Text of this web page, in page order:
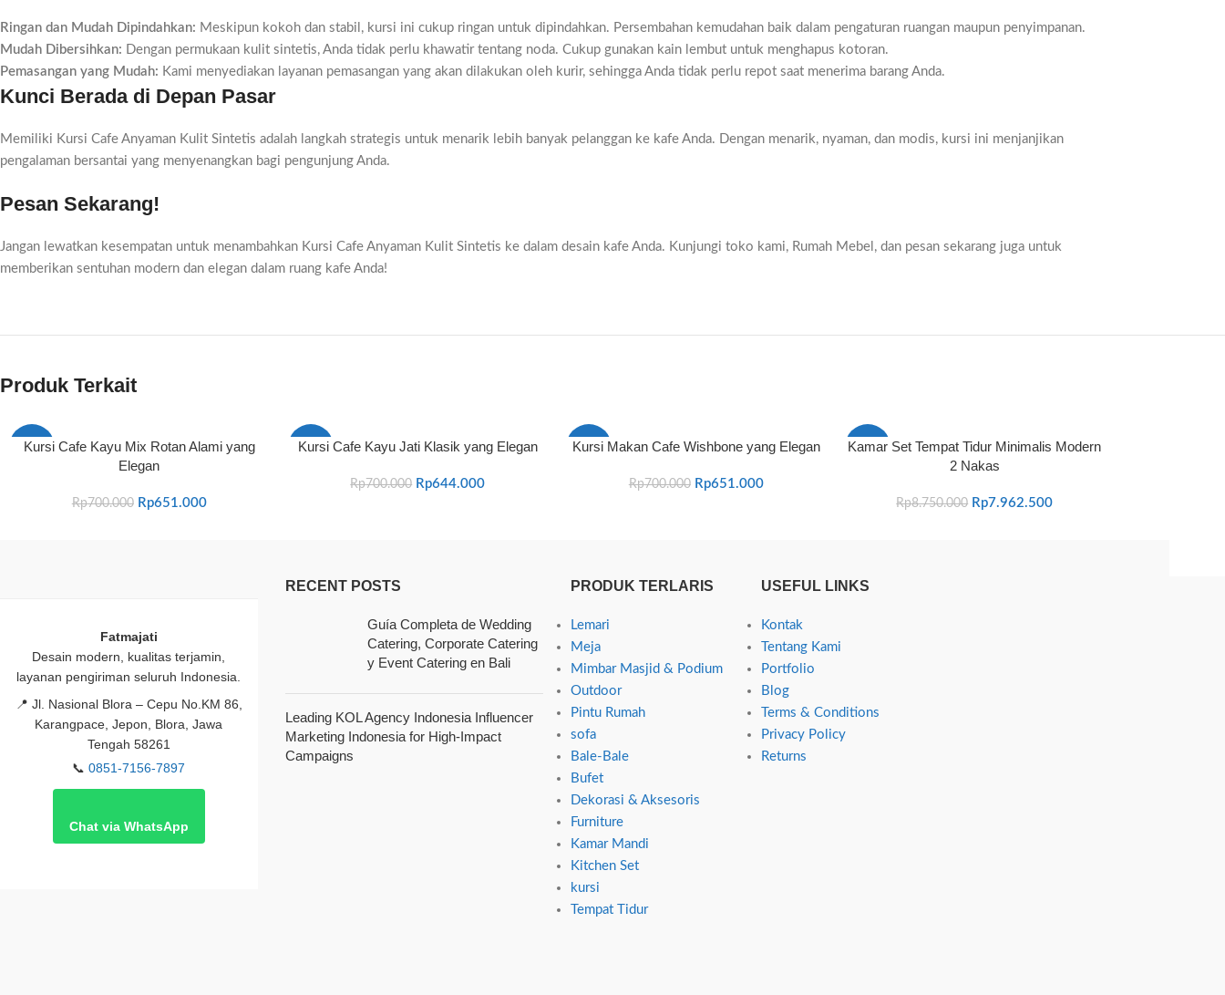
Ringan dan Mudah Dipindahkan: Meskipun kokoh dan stabil, kursi ini cukup ringan untuk dipindahkan. Persembahan kemudahan baik dalam pengaturan ruangan maupun penyimpanan.
Mudah Dibersihkan: Dengan permukaan kulit sintetis, Anda tidak perlu khawatir tentang noda. Cukup gunakan kain lembut untuk menghapus kotoran.
Pemasangan yang Mudah: Kami menyediakan layanan pemasangan yang akan dilakukan oleh kurir, sehingga Anda tidak perlu repot saat menerima barang Anda.
Kunci Berada di Depan Pasar
Memiliki Kursi Cafe Anyaman Kulit Sintetis adalah langkah strategis untuk menarik lebih banyak pelanggan ke kafe Anda. Dengan menarik, nyaman, dan modis, kursi ini menjanjikan
pengalaman bersantai yang menyenangkan bagi pengunjung Anda.
Pesan Sekarang!
Jangan lewatkan kesempatan untuk menambahkan Kursi Cafe Anyaman Kulit Sintetis ke dalam desain kafe Anda. Kunjungi toko kami, Rumah Mebel, dan pesan sekarang juga untuk
memberikan sentuhan modern dan elegan dalam ruang kafe Anda!
Produk Terkait
-7%
Kursi Cafe Kayu Mix Rotan Alami yang
Elegan
Rp700.000 Rp651.000
-8%
Kursi Cafe Kayu Jati Klasik yang Elegan
Rp700.000 Rp644.000
-7%
Kursi Makan Cafe Wishbone yang Elegan
Rp700.000 Rp651.000
-9%
Kamar Set Tempat Tidur Minimalis Modern
2 Nakas
Rp8.750.000 Rp7.962.500
Fatmajati
Desain modern, kualitas terjamin,
layanan pengiriman seluruh Indonesia.
📍 Jl. Nasional Blora – Cepu No.KM 86,
Karangpace, Jepon, Blora, Jawa
Tengah 58261
📞0851-7156-7897
Chat via WhatsApp
RECENT POSTS
Guía Completa de Wedding
Catering, Corporate Catering
y Event Catering en Bali
Leading KOL Agency Indonesia Influencer
Marketing Indonesia for High-Impact
Campaigns
PRODUK TERLARIS
Lemari
Meja
Mimbar Masjid & Podium
Outdoor
Pintu Rumah
sofa
Bale-Bale
Bufet
Dekorasi & Aksesoris
Furniture
Kamar Mandi
Kitchen Set
kursi
Tempat Tidur
USEFUL LINKS
Kontak
Tentang Kami
Portfolio
Blog
Terms & Conditions
Privacy Policy
Returns